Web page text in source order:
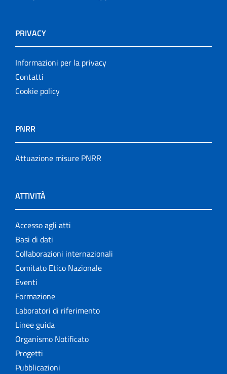
PRIVACY
Informazioni per la privacy
Contatti
Cookie policy
PNRR
Attuazione misure PNRR
ATTIVITÀ
Accesso agli atti
Basi di dati
Collaborazioni internazionali
Comitato Etico Nazionale
Eventi
Formazione
Laboratori di riferimento
Linee guida
Organismo Notificato
Progetti
Pubblicazioni